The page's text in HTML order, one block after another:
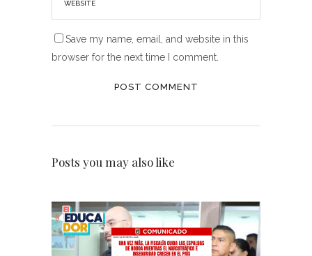
Save my name, email, and website in this
browser for the next time I comment.
Posts you may also like